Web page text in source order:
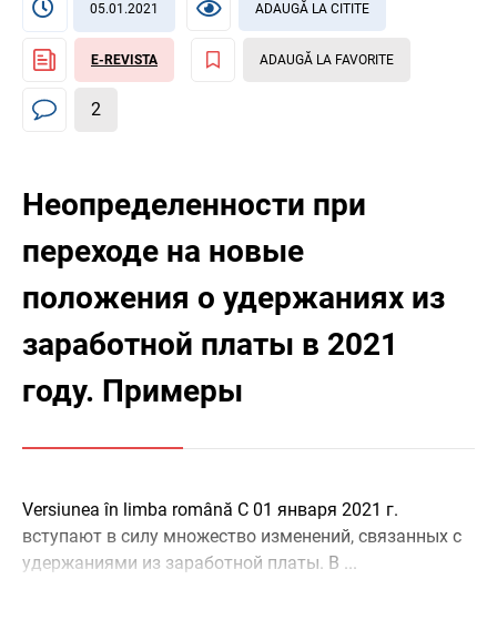
05.01.2021 ADAUGĂ LA CITITE
E-REVISTA ADAUGĂ LA FAVORITE
2
Неопределенности при
переходе на новые
положения о удержаниях из
заработной платы в 2021
году. Примеры
Versiunea în limba română С 01 января 2021 г.
вступают в силу множество изменений, связанных с
удержаниями из заработной платы. В ...